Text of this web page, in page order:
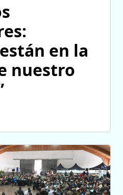
en la
nuestro